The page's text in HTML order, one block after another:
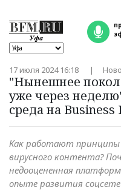
17 июля 2024 16:18
"Нынешнее
уже через
среда на Business
Как работают
вирусного контента?
недооцененная
опыте развития